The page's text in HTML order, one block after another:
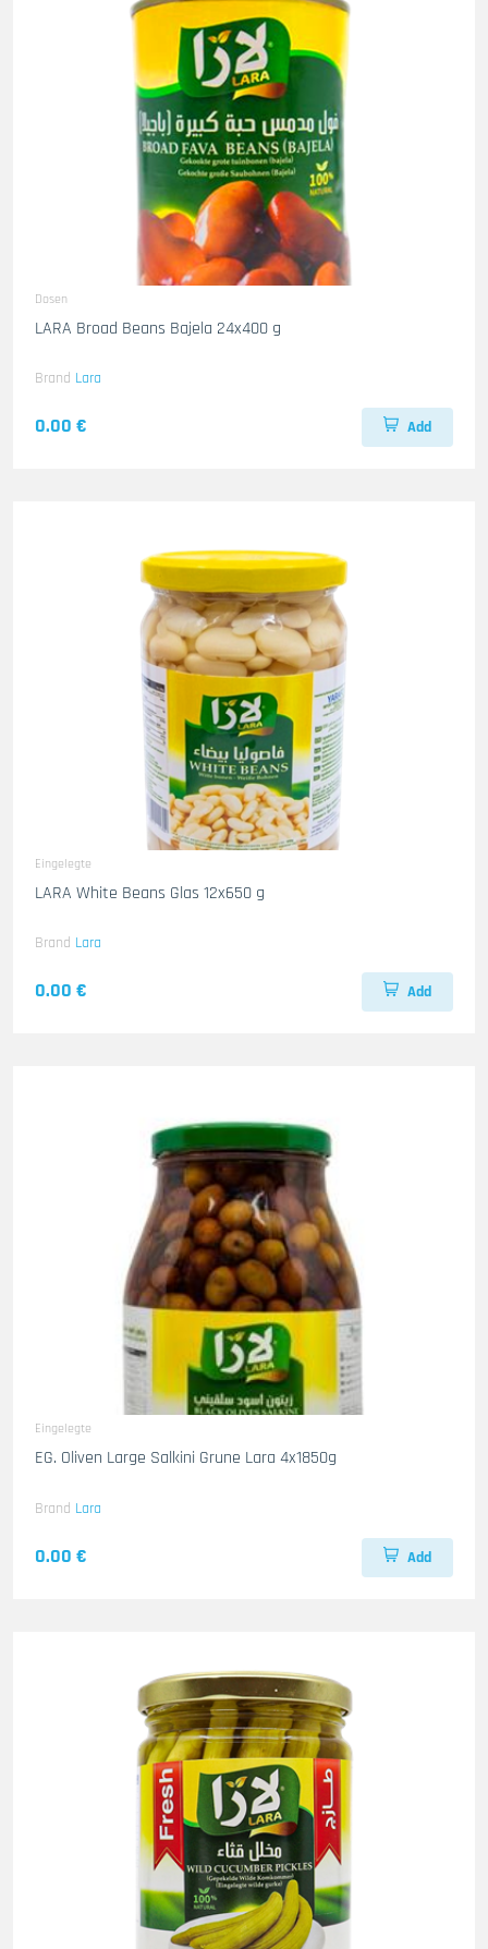
Dosen
LARA Broad Beans Bajela 24x400 g
Brand Lara
0.00 € Add
Eingelegte
LARA White Beans Glas 12x650 g
Brand Lara
0.00 € Add
Eingelegte
EG. Oliven Large Salkini Grune Lara 4x1850g
Brand Lara
0.00 € Add